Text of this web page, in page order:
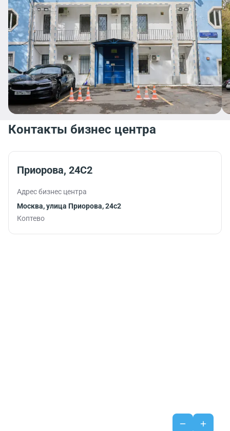
Контакты бизнес центра
Приорова, 24С2
Адрес бизнес центра
Москва, улица Приорова, 24с2
Коптево